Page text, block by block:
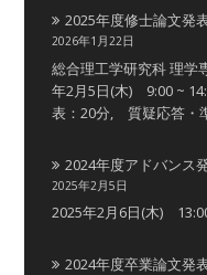
2025年度修士論文発
2026年1月22日
総合理工学研究科 理学
年2月5日(木) 9:00 ~
表：20分, 質疑応答・
2024年度アドバンス
2025年2月5日
2025年2月6日(木)
2024年度卒業論文発